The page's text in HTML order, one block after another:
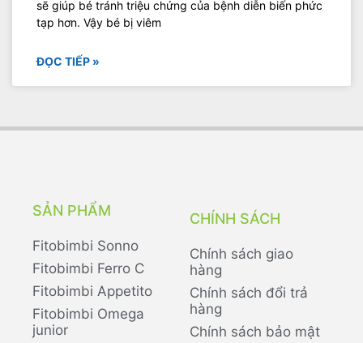
sẽ giúp bé tránh triệu chứng của bệnh diễn biến phức
tạp hơn. Vậy bé bị viêm
ĐỌC TIẾP »
SẢN PHẨM
Fitobimbi Sonno
Fitobimbi Ferro C
Fitobimbi Appetito
Fitobimbi Omega
junior
CHÍNH SÁCH
Chính sách giao
hàng
Chính sách đổi trả
hàng
Chính sách bảo mật